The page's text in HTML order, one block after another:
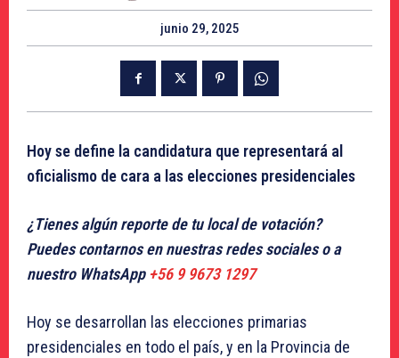
junio 29, 2025
Hoy se define la candidatura que representará al
oficialismo de cara a las elecciones presidenciales
¿Tienes algún reporte de tu local de votación?
Puedes contarnos en nuestras redes sociales o a
nuestro WhatsApp +56 9 9673 1297
Hoy se desarrollan las elecciones primarias
presidenciales en todo el país, y en la Provincia de